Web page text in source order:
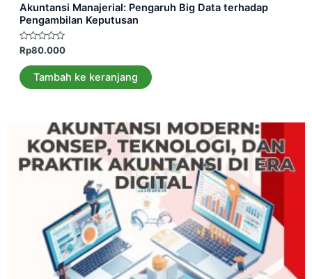
Akuntansi Manajerial: Pengaruh Big Data terhadap
Pengambilan Keputusan
Dinilai
0
dari
5
Rp80.000
Tambah ke keranjang